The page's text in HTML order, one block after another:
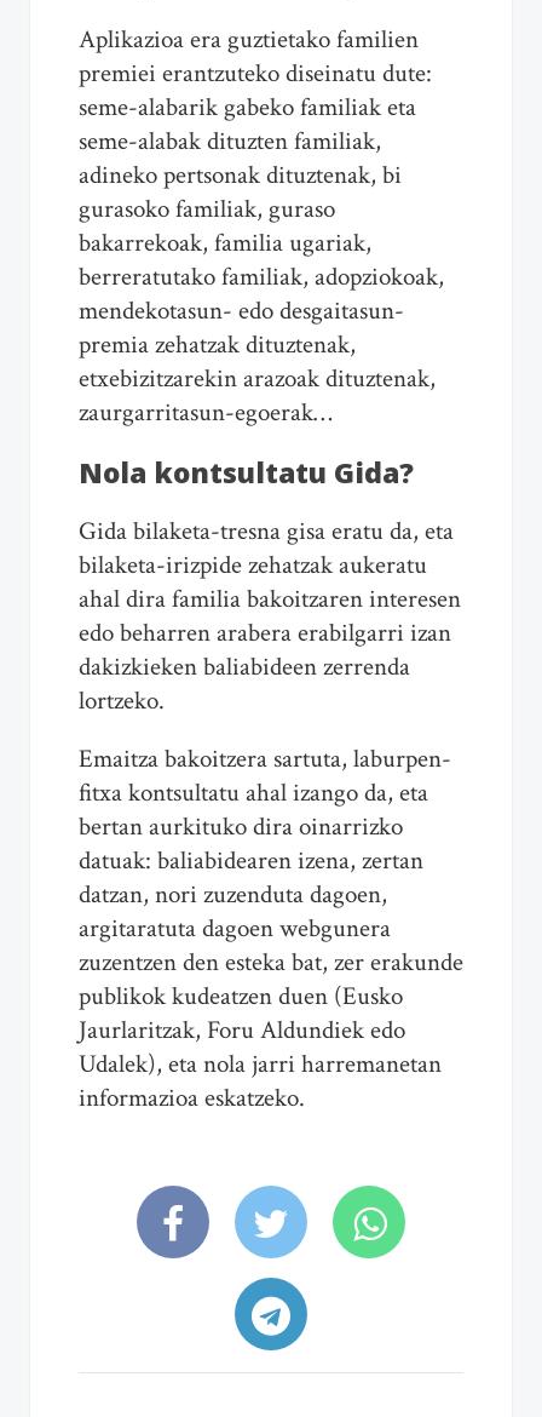
Aplikazioa era guztietako familien
premiei erantzuteko diseinatu dute:
seme-alabarik gabeko familiak eta
seme-alabak dituzten familiak,
adineko pertsonak dituztenak, bi
gurasoko familiak, guraso
bakarrekoak, familia ugariak,
berreratutako familiak, adopziokoak,
mendekotasun- edo desgaitasun-
premia zehatzak dituztenak,
etxebizitzarekin arazoak dituztenak,
zaurgarritasun-egoerak…
Nola kontsultatu Gida?
Gida bilaketa-tresna gisa eratu da, eta
bilaketa-irizpide zehatzak aukeratu
ahal dira familia bakoitzaren interesen
edo beharren arabera erabilgarri izan
dakizkieken baliabideen zerrenda
lortzeko.
Emaitza bakoitzera sartuta, laburpen-
fitxa kontsultatu ahal izango da, eta
bertan aurkituko dira oinarrizko
datuak: baliabidearen izena, zertan
datzan, nori zuzenduta dagoen,
argitaratuta dagoen webgunera
zuzentzen den esteka bat, zer erakunde
publikok kudeatzen duen (Eusko
Jaurlaritzak, Foru Aldundiek edo
Udalek), eta nola jarri harremanetan
informazioa eskatzeko.